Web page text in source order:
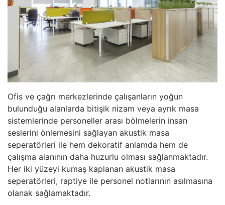
Ofis ve çağrı merkezlerinde çalışanların yoğun
bulunduğu alanlarda bitişik nizam veya ayrık masa
sistemlerinde personeller arası bölmelerin insan
seslerini önlemesini sağlayan akustik masa
seperatörleri ile hem dekoratif anlamda hem de
çalışma alanının daha huzurlu olması sağlanmaktadır.
Her iki yüzeyi kumaş kaplanan akustik masa
seperatörleri, raptiye ile personel notlarının asılmasına
olanak sağlamaktadır.